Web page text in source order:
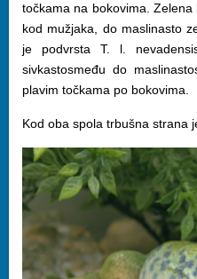
točkama na bokovima.
kod mužjaka, do maslinasto
je podvrsta T. l.
sivkastosmeđu do
plavim točkama po bokovima.
Kod oba spola trbušna strana